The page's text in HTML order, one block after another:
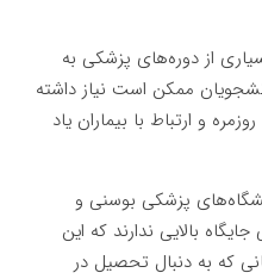
از دوره‌های پزشکی به
ممکن است نیاز داشته
و ارتباط با بیماران یاد
پزشکی بوسنی و
بالایی ندارند که این
که به دنبال تحصیل در